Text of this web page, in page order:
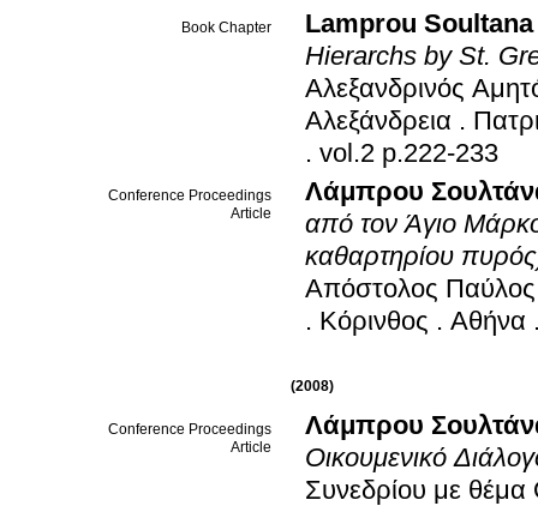
Book Chapter
Lamprou Soultana
Hierarchs by St.
Αλεξανδρινός
Αλεξάνδρεια .
.
vol.2 p.222-233
Conference Proceedings
Article
Λάμπρου
από τον Άγιο
καθαρτηρίου
Απόστολος Παύλος
. Κόρινθος . Αθήνα
(2008)
Conference Proceedings
Article
Λάμπρου
Οικουμενικό
Συνεδρίου με θέμα